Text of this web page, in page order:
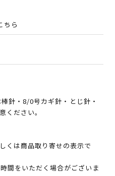
ちら
針・8/0号カギ針・とじ針・
ください。
くは商品取り寄せの表示で
間をいただく場合がございま